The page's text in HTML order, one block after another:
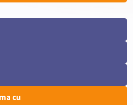
си